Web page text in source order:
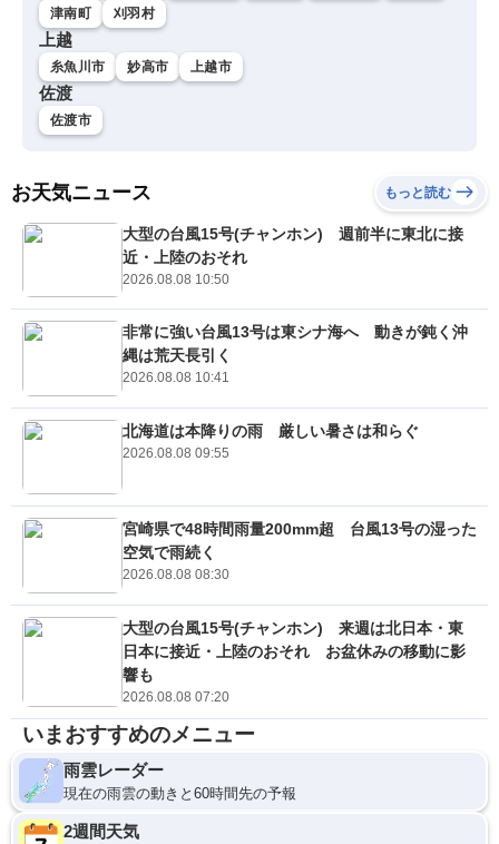
津南町 刈羽村
上越
糸魚川市 妙高市 上越市
佐渡
佐渡市
お天気ニュース もっと読む
大型の台風15号(チャンホン) 週前半に東北に接
近・上陸のおそれ
2026.08.08 10:50
非常に強い台風13号は東シナ海へ 動きが鈍く沖
縄は荒天長引く
2026.08.08 10:41
北海道は本降りの雨 厳しい暑さは和らぐ
2026.08.08 09:55
宮崎県で48時間雨量200mm超 台風13号の湿った
空気で雨続く
2026.08.08 08:30
大型の台風15号(チャンホン) 来週は北日本・東
日本に接近・上陸のおそれ お盆休みの移動に影
響も
2026.08.08 07:20
いまおすすめのメニュー
雨雲レーダー
現在の雨雲の動きと60時間先の予報
2週間天気